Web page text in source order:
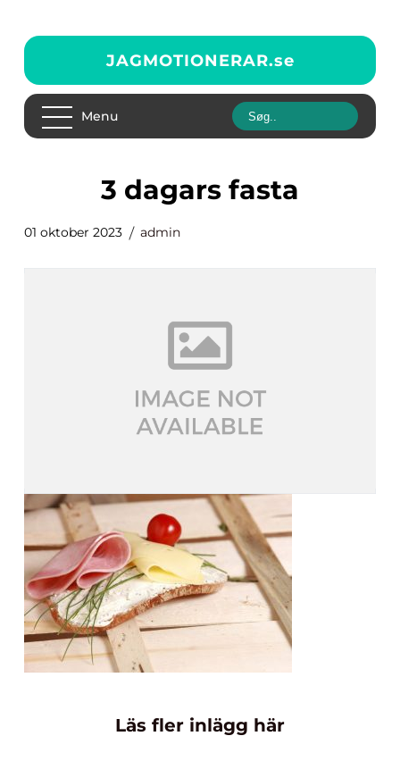
JAGMOTIONERAR.se
Menu
3 dagars fasta
01 oktober 2023 admin
Läs fler inlägg här